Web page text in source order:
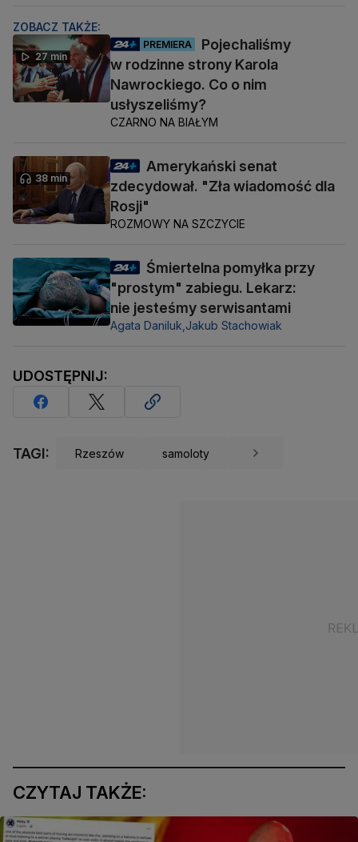
ZOBACZ TAKŻE:
27 min
PREMIERA
Pojechaliśmy
w rodzinne strony Karola
Nawrockiego. Co o nim
usłyszeliśmy?
CZARNO NA BIAŁYM
38 min
Amerykański senat
zdecydował. "Zła wiadomość dla
Rosji"
ROZMOWY NA SZCZYCIE
Śmiertelna pomyłka przy
"prostym" zabiegu. Lekarz:
nie jesteśmy serwisantami
Agata Daniluk, Jakub Stachowiak
UDOSTĘPNIJ:
TAGI: Rzeszów samoloty
CZYTAJ TAKŻE: